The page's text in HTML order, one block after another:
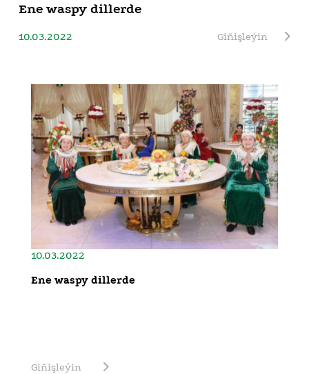
Ene waspy dillerde
10.03.2022 Giňişleýin
10.03.2022
Ene waspy dillerde
Giňişleýin